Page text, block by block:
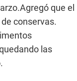
que el
conservas.
las